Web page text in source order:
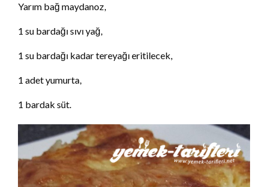
Yarım bağ maydanoz,
1 su bardağı sıvı yağ,
1 su bardağı kadar tereyağı eritilecek,
1 adet yumurta,
1 bardak süt.